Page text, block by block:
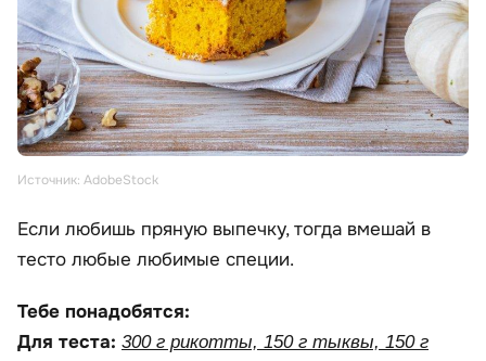
Источник: AdobeStock
Если любишь пряную выпечку, тогда вмешай в
тесто любые любимые специи.
Тебе понадобятся:
Для теста: 300 г рикотты, 150 г тыквы, 150 г